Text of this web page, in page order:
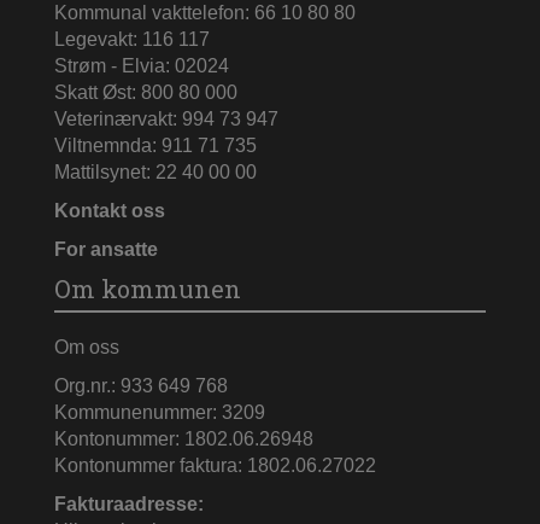
Kommunal vakttelefon: 66 10 80 80
Legevakt: 116 117
Strøm - Elvia: 02024
Skatt Øst: 800 80 000
Veterinærvakt: 994 73 947
Viltnemnda: 911 71 735
Mattilsynet: 22 40 00 00
Kontakt oss
For ansatte
Om kommunen
Om oss
Org.nr.: 933 649 768
Kommunenummer: 3209
Kontonummer: 1802.06.26948
Kontonummer faktura: 1802.06.27022
Fakturaadresse: